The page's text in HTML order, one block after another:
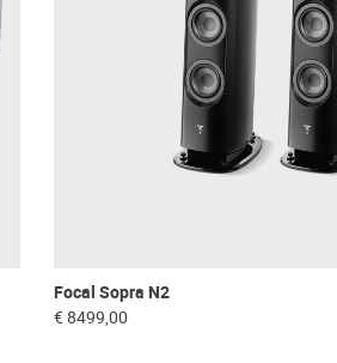
Focal Sopra N2
€ 8499,00